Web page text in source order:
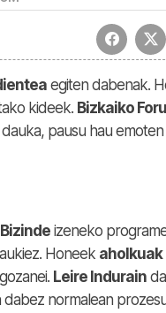
egiten dabenak.
kideek. Bizkaiko Foru
pausu hau emoten
Bizinde izeneko
Honeek aholkuak
Leire Indurain da
dabez normalean